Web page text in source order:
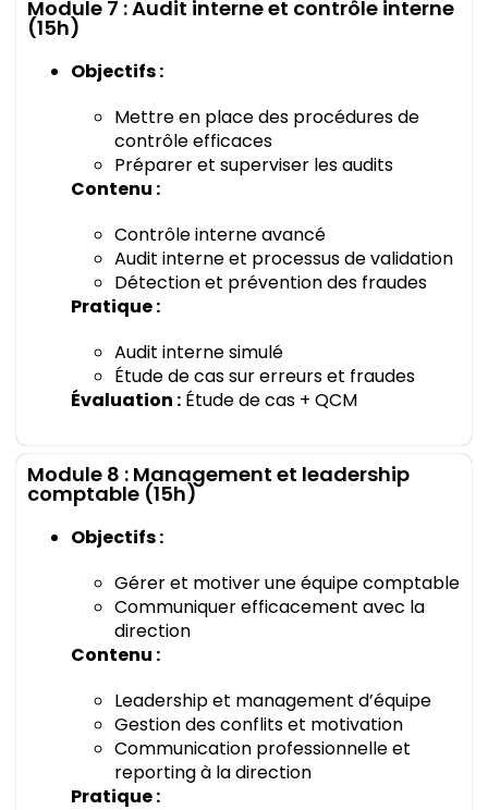
Module 7 : Audit interne et contrôle interne
(15h)
Objectifs :
Mettre en place des procédures de
contrôle efficaces
Préparer et superviser les audits
Contenu :
Contrôle interne avancé
Audit interne et processus de validation
Détection et prévention des fraudes
Pratique :
Audit interne simulé
Étude de cas sur erreurs et fraudes
Évaluation : Étude de cas + QCM
Module 8 : Management et leadership
comptable (15h)
Objectifs :
Gérer et motiver une équipe comptable
Communiquer efficacement avec la
direction
Contenu :
Leadership et management d’équipe
Gestion des conflits et motivation
Communication professionnelle et
reporting à la direction
Pratique :